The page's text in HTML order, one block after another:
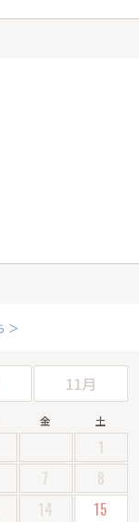
＞
11月
金 土
1
7
8
14
15